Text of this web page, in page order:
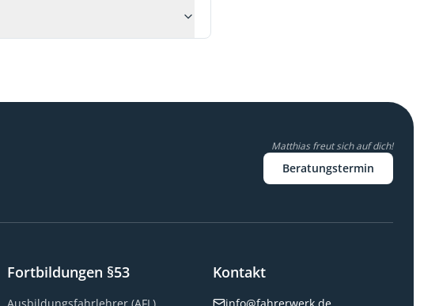
Matthias freut sich auf dich!
Beratungstermin
Fortbildungen §53 Kontakt